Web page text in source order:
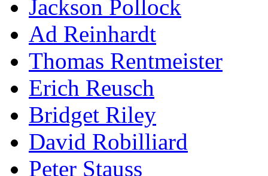
Jackson Pollock
Ad Reinhardt
Thomas Rentmeister
Erich Reusch
Bridget Riley
David Robilliard
Peter Stauss